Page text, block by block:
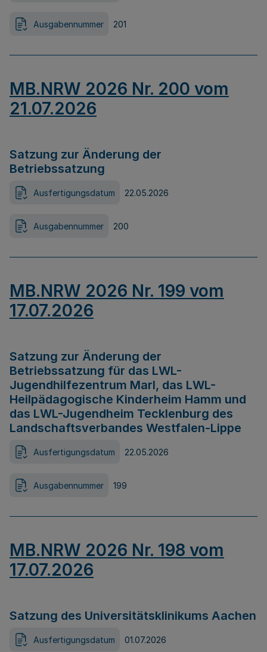
Ausgabennummer 201
MB.NRW 2026 Nr. 200 vom
21.07.2026
Satzung zur Änderung der
Betriebssatzung
Ausfertigungsdatum 22.05.2026
Ausgabennummer 200
MB.NRW 2026 Nr. 199 vom
17.07.2026
Satzung zur Änderung der
Betriebssatzung für das LWL-
Jugendhilfezentrum Marl, das LWL-
Heilpädagogische Kinderheim Hamm und
das LWL-Jugendheim Tecklenburg des
Landschaftsverbandes Westfalen-Lippe
Ausfertigungsdatum 22.05.2026
Ausgabennummer 199
MB.NRW 2026 Nr. 198 vom
17.07.2026
Satzung des Universitätsklinikums Aachen
Ausfertigungsdatum 01.07.2026